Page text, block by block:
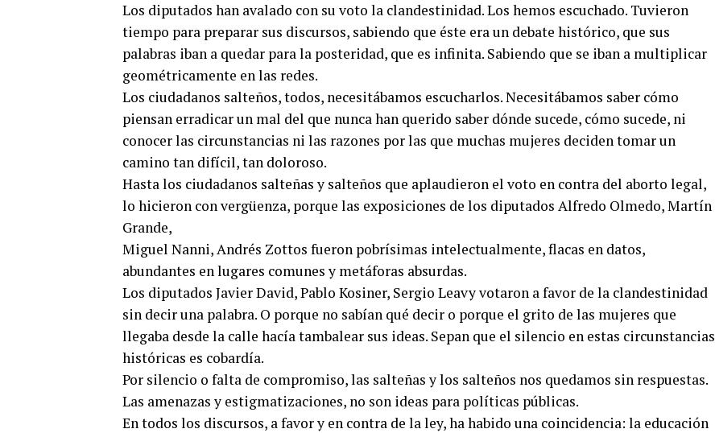
Los diputados han avalado con su voto la clandestinidad. Los hemos escuchado. Tuvieron
tiempo para preparar sus discursos, sabiendo que éste era un debate histórico, que sus
palabras iban a quedar para la posteridad, que es infinita. Sabiendo que se iban a multiplicar
geométricamente en las redes.
Los ciudadanos salteños, todos, necesitábamos escucharlos. Necesitábamos saber cómo
piensan erradicar un mal del que nunca han querido saber dónde sucede, cómo sucede, ni
conocer las circunstancias ni las razones por las que muchas mujeres deciden tomar un
camino tan difícil, tan doloroso.
Hasta los ciudadanos salteñas y salteños que aplaudieron el voto en contra del aborto legal,
lo hicieron con vergüenza, porque las exposiciones de los diputados Alfredo Olmedo, Martín
Grande,
Miguel Nanni, Andrés Zottos fueron pobrísimas intelectualmente, flacas en datos,
abundantes en lugares comunes y metáforas absurdas.
Los diputados Javier David, Pablo Kosiner, Sergio Leavy votaron a favor de la clandestinidad
sin decir una palabra. O porque no sabían qué decir o porque el grito de las mujeres que
llegaba desde la calle hacía tambalear sus ideas. Sepan que el silencio en estas circunstancias
históricas es cobardía.
Por silencio o falta de compromiso, las salteñas y los salteños nos quedamos sin respuestas.
Las amenazas y estigmatizaciones, no son ideas para políticas públicas.
En todos los discursos, a favor y en contra de la ley, ha habido una coincidencia: la educación